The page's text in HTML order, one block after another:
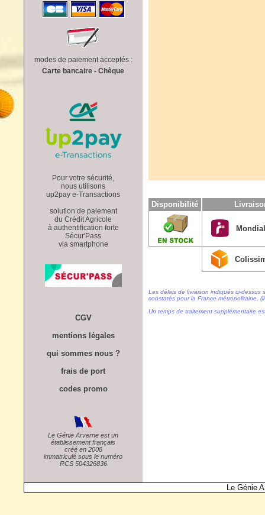
modes de paiement acceptés :
Carte bancaire - Chèque
Pour votre sécurité,
nous utilisons
up2pay e-Transactions
solution de paiement
du Crédit Agricole
à authentification forte
Sécur'Pass
via smartphone
CGV
mentions légales
qui sommes nous ?
frais de port
codes promo
Le Génie Arverne est un
établissement français
créé en 2008
immatriculé sous le numéro
RCS 504326836
Disponibilité
Les délais de livraison indiqués ci-
constatés pour la France métropolitaine,
Un temps de traitement supplémentaire
Le Génie